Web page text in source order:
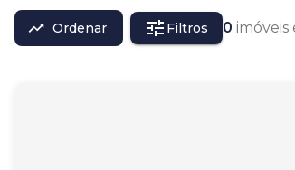
Ordenar Filtros 0 imóveis